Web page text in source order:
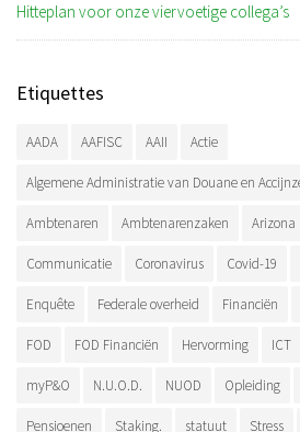
Hitteplan voor onze viervoetige collega’s
Etiquettes
AADA AAFISC AAII Actie
Algemene Administratie van Douane en
Ambtenaren Ambtenarenzaken Arizona
Communicatie Coronavirus Covid-19
Enquête Federale overheid Financiën
FOD FOD Financiën Hervorming ICT
myP&O N.U.O.D. NUOD Opleiding
Pensioenen Staking. statuut Stress